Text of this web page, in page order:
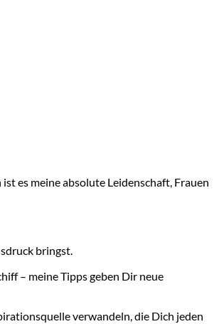
es meine absolute Leidenschaft, Frauen
bringst.
– meine Tipps geben Dir neue
verwandeln, die Dich jeden